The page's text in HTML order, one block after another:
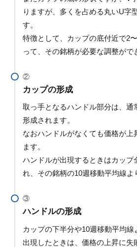
りますが、多くを占める丸いU字
す。
特徴として、カップの底付近で2
って、その銘柄が必要な調整がで
カップの形成
取っ手となるハンドル部分は、通
形成されます。
なおハンドルがなくても価格が上
ます。
ハンドルが出現するときはカップ
れ、その銘柄の10週移動平均線よ
ハンドルの形成
カップの下半分や10週移動平均
出現したときは、価格の上昇に失